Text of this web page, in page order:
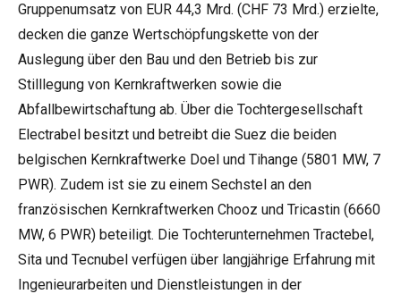
Gruppenumsatz von EUR 44,3 Mrd. (CHF 73 Mrd.) erzielte,
decken die ganze Wertschöpfungskette von der
Auslegung über den Bau und den Betrieb bis zur
Stilllegung von Kernkraftwerken sowie die
Abfallbewirtschaftung ab. Über die Tochtergesellschaft
Electrabel besitzt und betreibt die Suez die beiden
belgischen Kernkraftwerke Doel und Tihange (5801 MW, 7
PWR). Zudem ist sie zu einem Sechstel an den
französischen Kernkraftwerken Chooz und Tricastin (6660
MW, 6 PWR) beteiligt. Die Tochterunternehmen Tractebel,
Sita und Tecnubel verfügen über langjährige Erfahrung mit
Ingenieurarbeiten und Dienstleistungen in der